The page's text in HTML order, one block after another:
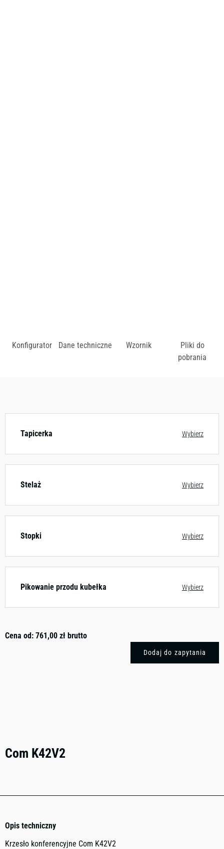
Dostępny w różnych konfiguracjach kolorystycznych.
Konfigurator Dane techniczne Wzornik
Pliki do
pobrania
Tapicerka Wybierz
Stelaż Wybierz
Stopki Wybierz
Pikowanie przodu kubełka Wybierz
Cena od: 761,00 zł brutto
Dodaj do zapytania
Com K42V2
Opis techniczny
Krzesło konferencyjne Com K42V2